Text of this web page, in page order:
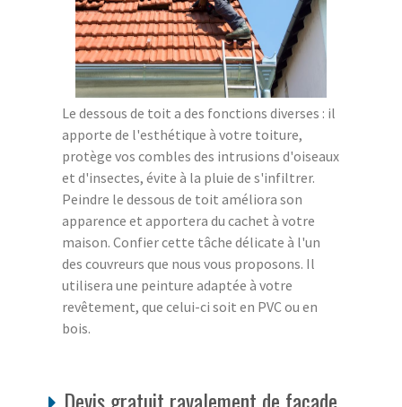
Le dessous de toit a des fonctions diverses : il
apporte de l'esthétique à votre toiture,
protège vos combles des intrusions d'oiseaux
et d'insectes, évite à la pluie de s'infiltrer.
Peindre le dessous de toit améliora son
apparence et apportera du cachet à votre
maison. Confier cette tâche délicate à l'un
des couvreurs que nous vous proposons. Il
utilisera une peinture adaptée à votre
revêtement, que celui-ci soit en PVC ou en
bois.